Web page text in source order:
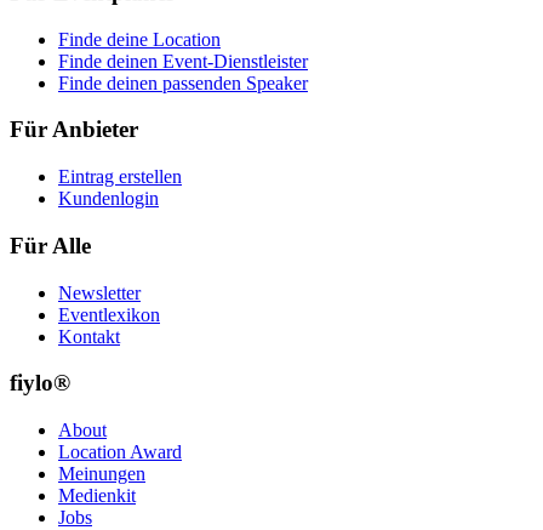
Finde deine Location
Finde deinen Event-Dienstleister
Finde deinen passenden Speaker
Für Anbieter
Eintrag erstellen
Kundenlogin
Für Alle
Newsletter
Eventlexikon
Kontakt
fiylo®
About
Location Award
Meinungen
Medienkit
Jobs